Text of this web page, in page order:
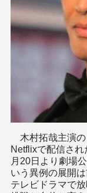
木村拓哉主演の
Netflixで配信さ
月20日より劇場
いう異例の展開
テレビドラマで